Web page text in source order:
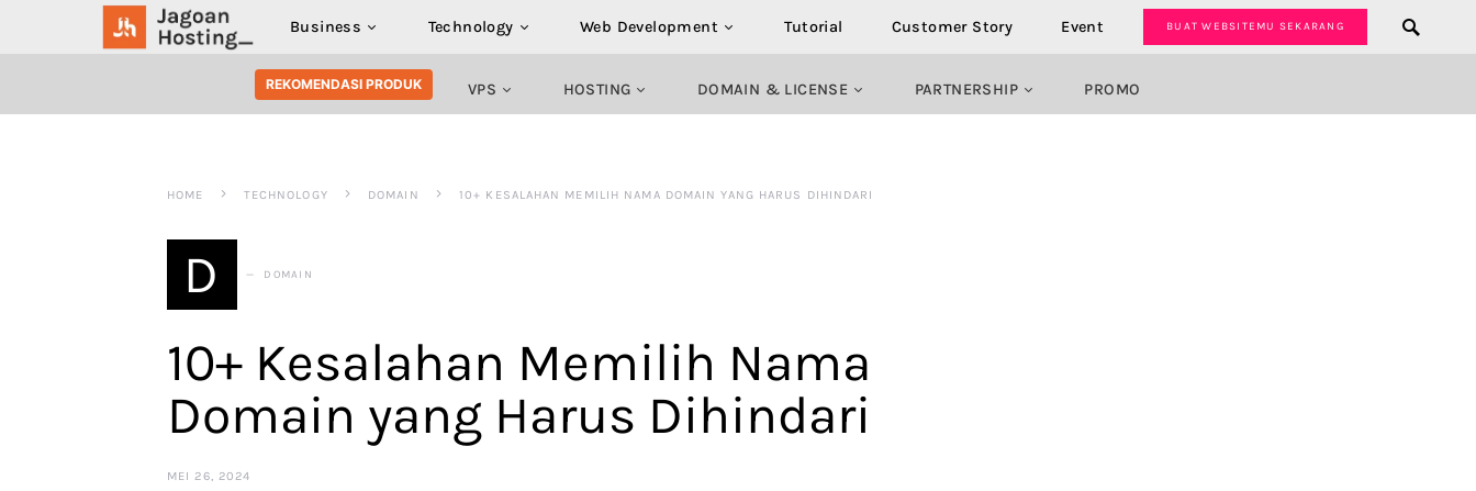
Business Technology Web Development Tutorial Customer Story Event BUAT WEBSITEMU SEKARANG
SEARCH FOR:
REKOMENDASI PRODUK VPS HOSTING DOMAIN & LICENSE PARTNERSHIP PROMO
HOME TECHNOLOGY DOMAIN 10+ KESALAHAN MEMILIH NAMA DOMAIN YANG HARUS DIHINDARI
D DOMAIN
10+ Kesalahan Memilih Nama
Domain yang Harus Dihindari
MEI 26, 2024